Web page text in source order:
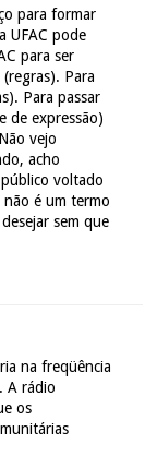
para formar
UFAC pode
para ser
Para
Para passar
de expressão)
vejo
acho
voltado
não é um termo
sem que
na freqüência
A rádio
os